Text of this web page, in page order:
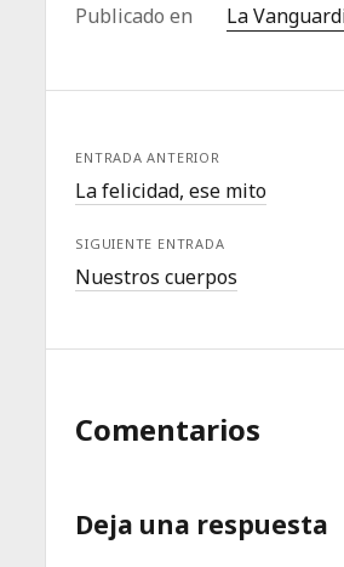
Publicado en La
ENTRADA ANTERIOR
La felicidad, ese mito
SIGUIENTE ENTRADA
Nuestros cuerpos
Comentarios
Deja una respuesta